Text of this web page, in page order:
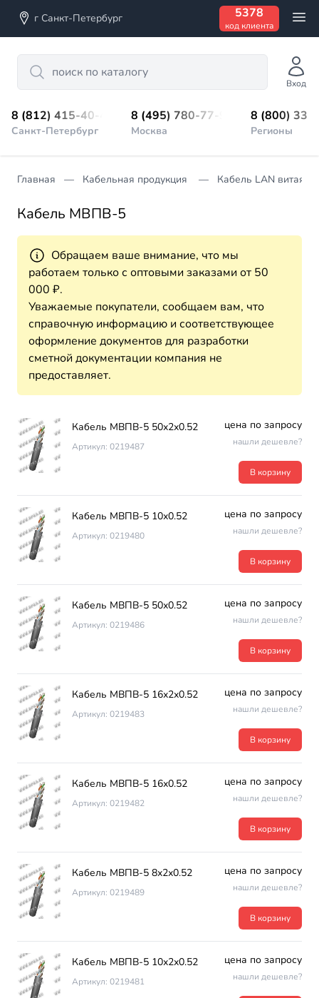
г Санкт-Петербург 5378
код клиента
Search
Вход
8 (812) 415-40-45
Санкт-Петербург
8 (495) 780-77-98
Москва
8 (800)
Регионы
Главная Кабельная продукция Кабель LAN витая
Кабель МВПВ-5
Обращаем ваше внимание, что мы
работаем только с оптовыми заказами от 50
000 ₽.
Уважаемые покупатели, сообщаем вам, что
справочную информацию и соответствующее
оформление документов для разработки
сметной документации компания не
предоставляет.
Кабель МВПВ-5 50х2х0.52
Артикул: 0219487
цена по запросу
нашли дешевле?
В корзину
Кабель МВПВ-5 10х0.52
Артикул: 0219480
цена по запросу
нашли дешевле?
В корзину
Кабель МВПВ-5 50х0.52
Артикул: 0219486
цена по запросу
нашли дешевле?
В корзину
Кабель МВПВ-5 16х2х0.52
Артикул: 0219483
цена по запросу
нашли дешевле?
В корзину
Кабель МВПВ-5 16х0.52
Артикул: 0219482
цена по запросу
нашли дешевле?
В корзину
Кабель МВПВ-5 8х2х0.52
Артикул: 0219489
цена по запросу
нашли дешевле?
В корзину
Кабель МВПВ-5 10х2х0.52
Артикул: 0219481
цена по запросу
нашли дешевле?